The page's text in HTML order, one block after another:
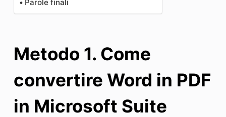
Parole finali
Metodo 1. Come
convertire Word in PDF
in Microsoft Suite